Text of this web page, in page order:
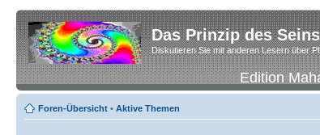
Das Prinzip des Seins
Diskutieren Sie mit anderen Lesern über
Edition
Foren-Übersicht • Aktive Themen